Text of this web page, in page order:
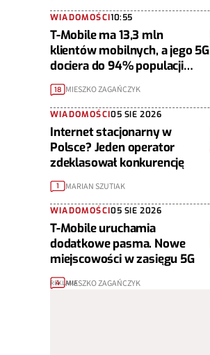
WIADOMOŚCI10:55
T-Mobile ma 13,3 mln
klientów mobilnych, a jego 5G
dociera do 94% populacji
Polski
18 MIESZKO ZAGAŃCZYK
WIADOMOŚCI05 SIE 2026
Internet stacjonarny w
Polsce? Jeden operator
zdeklasował konkurencję
1 MARIAN SZUTIAK
WIADOMOŚCI05 SIE 2026
T-Mobile uruchamia
dodatkowe pasma. Nowe
miejscowości w zasięgu 5G
4 MIESZKO ZAGAŃCZYK